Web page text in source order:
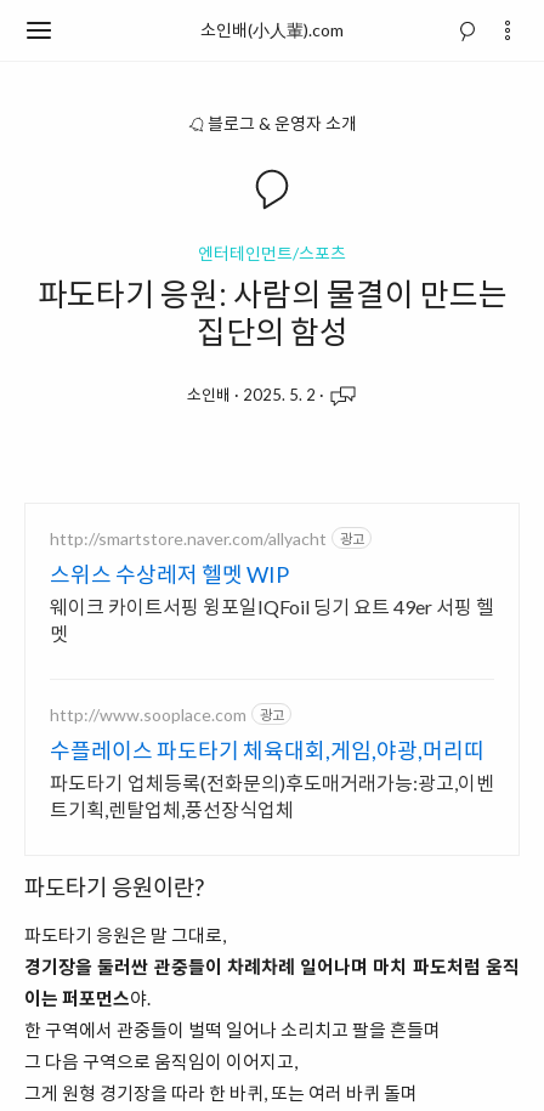
소인배(小人輩).com
블로그 & 운영자 소개
엔터테인먼트/스포츠
파도타기 응원: 사람의 물결이 만드는
집단의 함성
소인배 · 2025. 5. 2 ·
http://smartstore.naver.com/allyacht 광고
스위스 수상레저 헬멧 WIP
웨이크 카이트서핑 윙포일IQFoil 딩기 요트 49er 서핑 헬
멧
http://www.sooplace.com 광고
수플레이스 파도타기 체육대회,게임,야광,머리띠
파도타기 업체등록(전화문의)후도매거래가능:광고,이벤
트기획,렌탈업체,풍선장식업체
파도타기 응원이란?
파도타기 응원은 말 그대로,
경기장을 둘러싼 관중들이 차례차례 일어나며 마치 파도처럼 움직
이는 퍼포먼스야.
한 구역에서 관중들이 벌떡 일어나 소리치고 팔을 흔들며
그 다음 구역으로 움직임이 이어지고,
그게 원형 경기장을 따라 한 바퀴, 또는 여러 바퀴 돌며